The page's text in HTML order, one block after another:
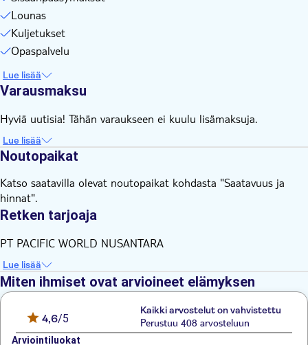
Lounas
Kuljetukset
Opaspalvelu
Lue lisää
Varausmaksu
Hyviä uutisia! Tähän varaukseen ei kuulu lisämaksuja.
Lue lisää
Noutopaikat
Katso saatavilla olevat noutopaikat kohdasta "Saatavuus ja
hinnat".
Retken tarjoaja
PT PACIFIC WORLD NUSANTARA
Lue lisää
Miten ihmiset ovat arvioineet elämyksen
4,6/5
Kaikki arvostelut on vahvistettu
Perustuu 408 arvosteluun
Arviointiluokat